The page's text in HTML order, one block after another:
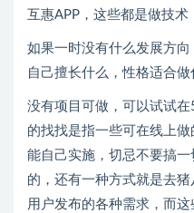
互惠APP，这些都是做技术
如果一时没有什么发展方
自己擅长什么，性格适合做
没有项目可做，可以试试
的找找是指一些可在线上
能自己实施，切忌不要搞
的，还有一种方式就是去
用户发布的各种需求，而